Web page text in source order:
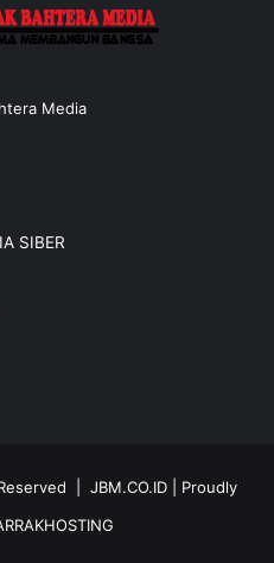
Media
SIBER
| JBM.CO.ID | Proudly